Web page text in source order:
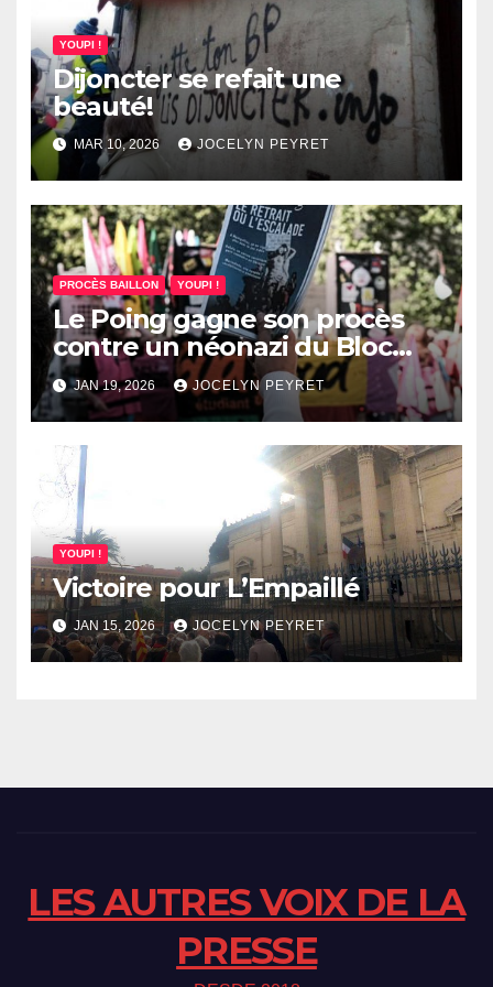
YOUPI !
Dijoncter se refait une
beauté!
MAR 10, 2026 JOCELYN PEYRET
PROCÈS BAILLON YOUPI !
Le Poing gagne son procès
contre un néonazi du Bloc
montpelliérain
JAN 19, 2026 JOCELYN PEYRET
YOUPI !
Victoire pour L’Empaillé
JAN 15, 2026 JOCELYN PEYRET
LES AUTRES VOIX DE LA
PRESSE